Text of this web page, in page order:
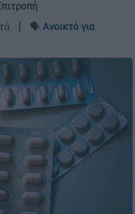
┋ 🗣️ Ανοικτό για